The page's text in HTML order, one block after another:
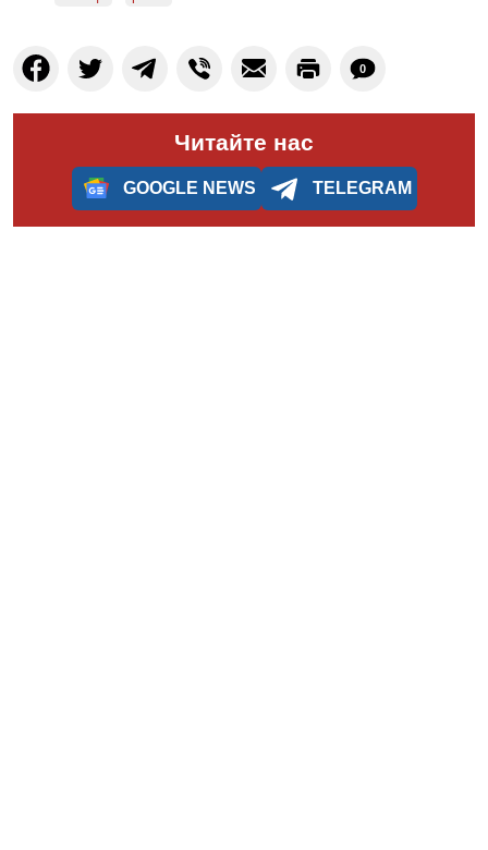
0
Читайте нас
GOOGLE NEWS TELEGRAM